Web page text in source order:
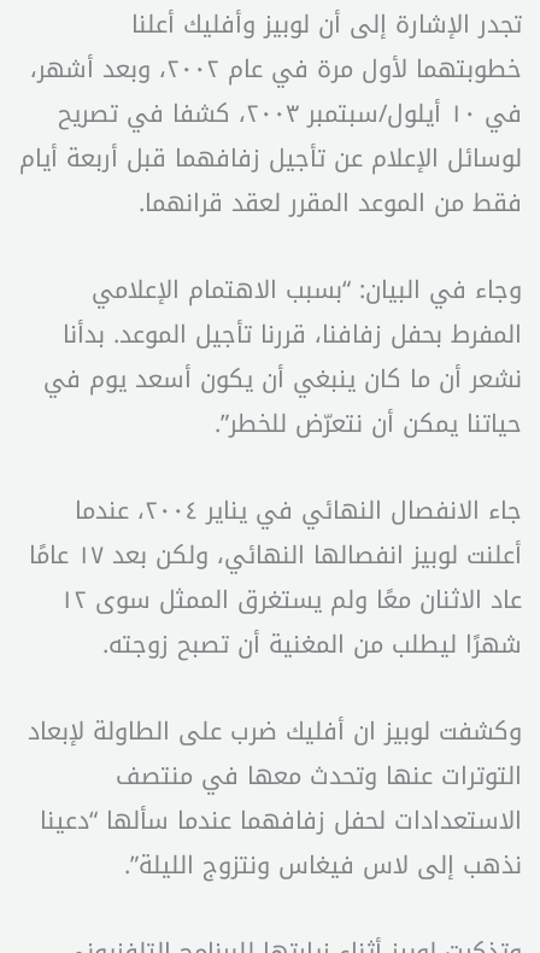
تجدر الإشارة إلى أن لوبيز وأفليك أعلنا
خطوبتهما لأول مرة في عام ٢٠٠٢، وبعد أشهر،
في ١٠ أيلول/سبتمبر ٢٠٠٣، كشفا في تصريح
لوسائل الإعلام عن تأجيل زفافهما قبل أربعة أيام
فقط من الموعد المقرر لعقد قرانهما.
وجاء في البيان: “بسبب الاهتمام الإعلامي
المفرط بحفل زفافنا، قررنا تأجيل الموعد. بدأنا
نشعر أن ما كان ينبغي أن يكون أسعد يوم في
حياتنا يمكن أن نتعرّض للخطر”.
جاء الانفصال النهائي في يناير ٢٠٠٤، عندما
أعلنت لوبيز انفصالها النهائي، ولكن بعد ١٧ عامًا
عاد الاثنان معًا ولم يستغرق الممثل سوى ١٢
شهرًا ليطلب من المغنية أن تصبح زوجته.
وكشفت لوبيز ان أفليك ضرب على الطاولة لإبعاد
التوترات عنها وتحدث معها في منتصف
الاستعدادات لحفل زفافهما عندما سألها “دعينا
نذهب إلى لاس فيغاس ونتزوج الليلة”.